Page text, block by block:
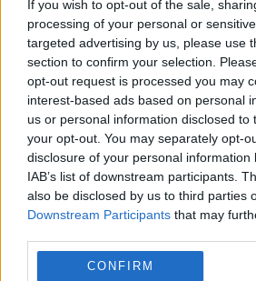
If you wish to opt-out of the sale,
processing of your personal or
targeted advertising by us, please use
section to confirm your selection.
opt-out request is processed you may
interest-based ads based on personal
us or personal information disclosed to
your opt-out. You may separately opt-
disclosure of your personal information
IAB’s list of downstream participants.
also be disclosed by us to third parties
Downstream Participants that may
CONFIRM
Αρχηγός της Ελληνικής
Αντιστράτηγος Δημήτριος
φυσικά να έχει οποιαδήποτε
συγκεκριμένο μήνυμα.
Η Ελληνική Αστυνομία
συγκεκριμένο ηλεκτρονικό
απόπειρα ηλεκτρονικής
ουδεμία σχέση έχει με τις
Οι επίσημες ηλεκτρονικές